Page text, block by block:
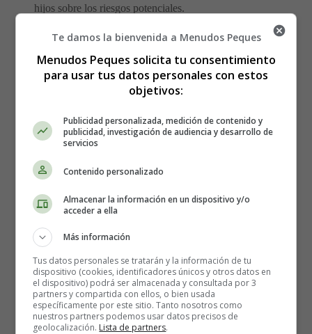
hijos sobre los riesgos potenciales.
Mantente al tanto del brote de COVID-19, pero siempre
sigue la información de fuentes fiables, contrasta y no
compartas bulos.
preocupación, los padres deben estar disponibles para
ayudarlos a superar esos miedos. Pero, ¿deberían las
familias plantear el tema si un niño aún no ha dicho
nada?
Los padres suelen notar cuando sus hijos pueden tener
inquietudes o temores, incluso si no hablan de ello. El
hecho de que los niños no lo cuenten, no significa que la
preocupación no esté en su mente.
Es imprescindible tener una comunicación abierta con
ellos, para que puedan acudir a los padres para que den
respuestas a sus preguntas y también los padres pueden
Te damos la bienvenida a Menudos Peques
Menudos Peques solicita tu consentimiento
para usar tus datos personales con estos
objetivos:
Publicidad personalizada, medición de contenido y
publicidad, investigación de audiencia y desarrollo de
servicios
Contenido personalizado
Almacenar la información en un dispositivo y/o
acceder a ella
Más información
Tus datos personales se tratarán y la información de tu
dispositivo (cookies, identificadores únicos y otros datos en
el dispositivo) podrá ser almacenada y consultada por 3
partners y compartida con ellos, o bien usada
específicamente por este sitio. Tanto nosotros como
nuestros partners podemos usar datos precisos de
geolocalización. Lista de partners.